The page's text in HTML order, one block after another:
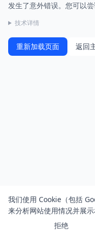
发生了意外错误。您可以
技术详情
重新加载页面 返回
我们使用 Cookie（包括
来分析网站使用情况并展示
拒绝